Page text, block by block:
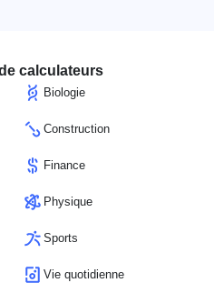
calculateurs
Biologie
Construction
Finance
Physique
Sports
Vie quotidienne